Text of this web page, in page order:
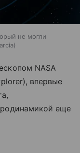
не могли
NASA
впервые
еще